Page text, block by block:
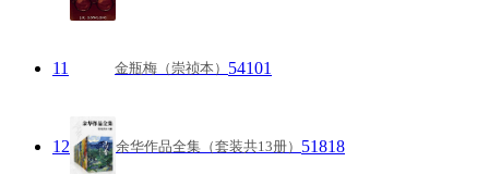
11 金瓶梅（崇祯本） 54101
12 余华作品全集（套装共13册） 51818